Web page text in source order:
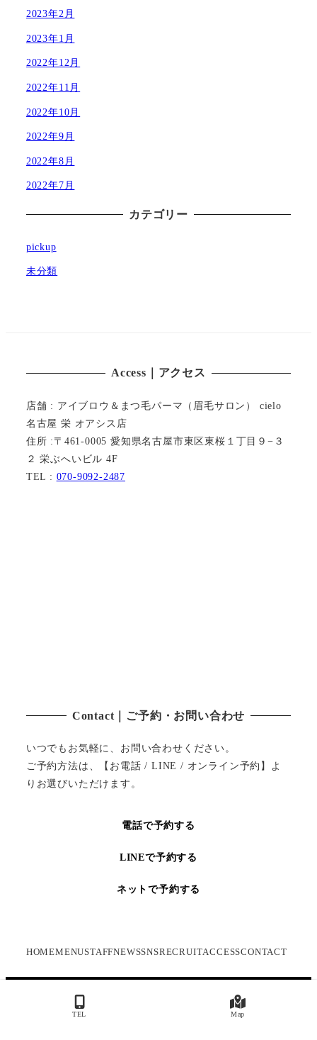
2023年2月
2023年1月
2022年12月
2022年11月
2022年10月
2022年9月
2022年8月
2022年7月
カテゴリー
pickup
未分類
Access｜アクセス
店舗 : アイブロウ＆まつ毛パーマ（眉毛サロン） cielo
名古屋 栄 オアシス店
住所 :〒461-0005 愛知県名古屋市東区東桜１丁目９−３
２ 栄ぶへいビル 4F
TEL : 070-9092-2487
Contact｜ご予約・お問い合わせ
いつでもお気軽に、お問い合わせください。
ご予約方法は、【お電話 / LINE / オンライン予約】よ
りお選びいただけます。
電話で予約する
LINEで予約する
ネットで予約する
HOMEMENUSTAFFNEWSSNSRECRUITACCESSCONTACT
Copyright ©2022 アイブロウ＆まつ毛パーマ 眉毛サロン
cielo 名古屋 栄 オアシス店 All Rights Reserved.
TEL Map